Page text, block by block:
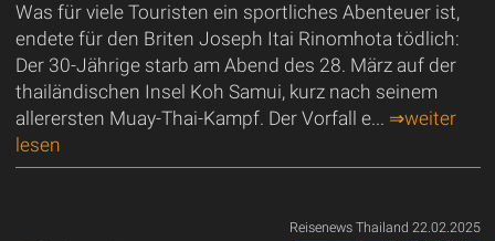
Was für viele Touristen ein sportliches Abenteuer ist,
endete für den Briten Joseph Itai Rinomhota tödlich:
Der 30-Jährige starb am Abend des 28. März auf der
thailändischen Insel Koh Samui, kurz nach seinem
allerersten Muay-Thai-Kampf. Der Vorfall e... ⇒weiter
lesen
Reisenews Thailand 22.02.2025